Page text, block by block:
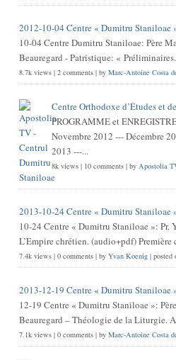
2012-10-04 Centre « Dumitru Staniloae
10-04 Centre Dumitru Staniloae: Père
Beauregard - Patristique: «
8.7k views| 2 comments| by Marc-Antoine Costa
Centre Orthodoxe d’Études et
PROGRAMME et ENREGISTREMENTS : Octobre 2012 ---
Novembre 2012 --- Décembre
2013 ---...
8k views| 10 comments| by Apostolia
2013-10-24 Centre « Dumitru
10-24 Centre « Dumitru Staniloae »: Pr.
L’Empire chrétien. (audio+pdf) Première
7.4k views| 0 comments| by Yvan Koenig| posted
2013-12-19 Centre « Dumitru Staniloae
12-19 Centre « Dumitru Staniloae »:
Beauregard – Théologie de la Liturgie.
7.1k views| 0 comments| by Marc-Antoine Costa